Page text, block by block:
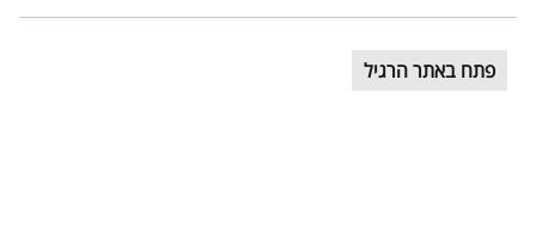
פתח באתר הרגיל